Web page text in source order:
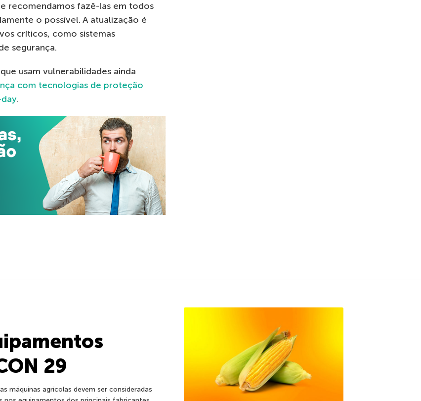
recomendamos fazê-las em todos
o possível. A atualização é
críticos, como sistemas
segurança.
usam vulnerabilidades ainda
com tecnologias de proteção
.
29
máquinas agrícolas devem ser consideradas